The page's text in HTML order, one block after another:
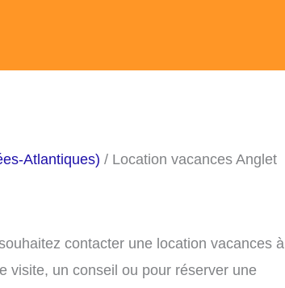
Atlantiques) / Location vacances Anglet
contacter une location vacances à
visite, un conseil ou pour réserver une